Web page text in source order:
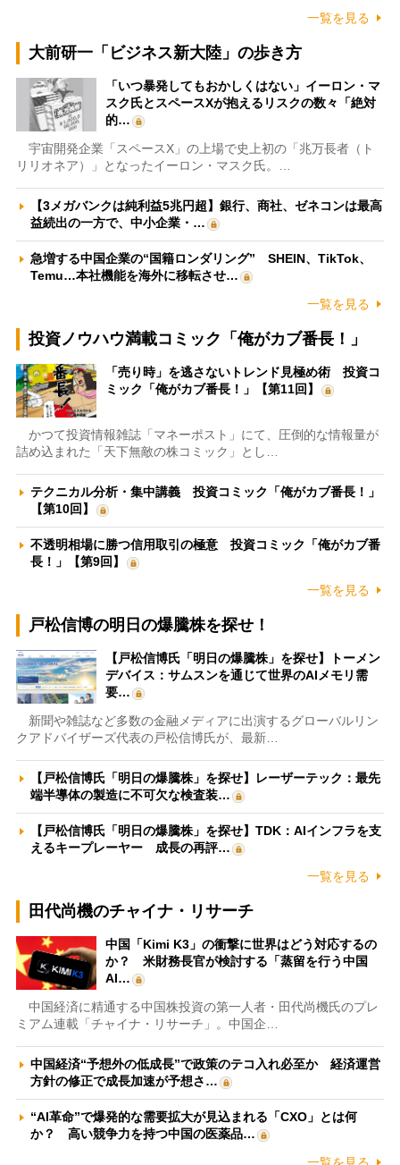
一覧を見る
大前研一「ビジネス新大陸」の歩き方
「いつ暴発してもおかしくはない」イーロン・マ
スク氏とスペースXが抱えるリスクの数々「絶対
的…
宇宙開発企業「スペースX」の上場で史上初の「兆万長者（ト
リリオネア）」となったイーロン・マスク氏。…
【3メガバンクは純利益5兆円超】銀行、商社、ゼネコンは最高
益続出の一方で、中小企業・…
急増する中国企業の“国籍ロンダリング” SHEIN、TikTok、
Temu…本社機能を海外に移転させ…
一覧を見る
投資ノウハウ満載コミック「俺がカブ番長！」
「売り時」を逃さないトレンド見極め術 投資コ
ミック「俺がカブ番長！」【第11回】
かつて投資情報雑誌「マネーポスト」にて、圧倒的な情報量が
詰め込まれた「天下無敵の株コミック」とし…
テクニカル分析・集中講義 投資コミック「俺がカブ番長！」
【第10回】
不透明相場に勝つ信用取引の極意 投資コミック「俺がカブ番
長！」【第9回】
一覧を見る
戸松信博の明日の爆騰株を探せ！
【戸松信博氏「明日の爆騰株」を探せ】トーメン
デバイス：サムスンを通じて世界のAIメモリ需
要…
新聞や雑誌など多数の金融メディアに出演するグローバルリン
クアドバイザーズ代表の戸松信博氏が、最新…
【戸松信博氏「明日の爆騰株」を探せ】レーザーテック：最先
端半導体の製造に不可欠な検査装…
【戸松信博氏「明日の爆騰株」を探せ】TDK：AIインフラを支
えるキープレーヤー 成長の再評…
一覧を見る
田代尚機のチャイナ・リサーチ
中国「Kimi K3」の衝撃に世界はどう対応するの
か？ 米財務長官が検討する「蒸留を行う中国
AI…
中国経済に精通する中国株投資の第一人者・田代尚機氏のプレ
ミアム連載「チャイナ・リサーチ」。中国企…
中国経済“予想外の低成長”で政策のテコ入れ必至か 経済運営
方針の修正で成長加速が予想さ…
“AI革命”で爆発的な需要拡大が見込まれる「CXO」とは何
か？ 高い競争力を持つ中国の医薬品…